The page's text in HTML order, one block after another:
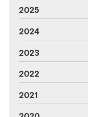
2025
2024
2023
2022
2021